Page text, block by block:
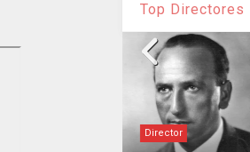
Top Directores
Director